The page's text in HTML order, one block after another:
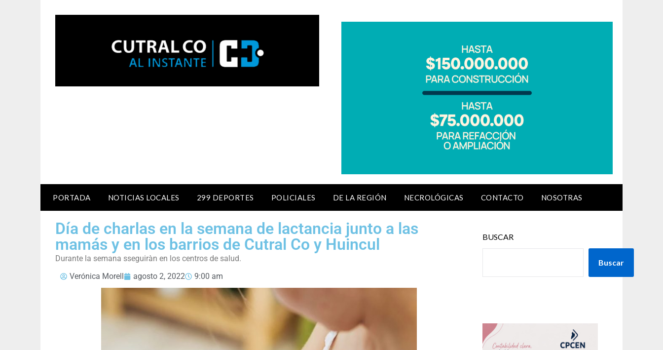
PORTADA NOTICIAS LOCALES 299 DEPORTES POLICIALES DE LA REGIÓN NECROLÓGICAS CONTACTO NOSOTRAS
Día de charlas en la semana de lactancia junto a las
mamás y en los barrios de Cutral Co y Huincul
Durante la semana sseguiràn en los centros de salud.
Verónica Morell
agosto 2, 2022 9:00 am
BUSCAR
Buscar